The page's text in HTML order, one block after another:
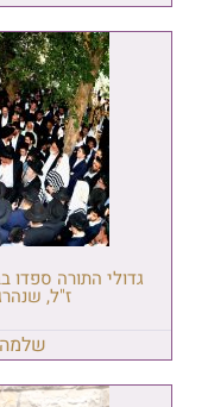
גדולי התורה
ז"ל,